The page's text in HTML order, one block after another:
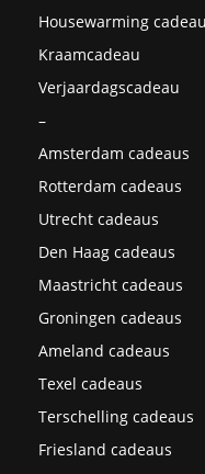
Housewarming cadeau
Kraamcadeau
Verjaardagscadeau
–
Amsterdam cadeaus
Rotterdam cadeaus
Utrecht cadeaus
Den Haag cadeaus
Maastricht cadeaus
Groningen cadeaus
Ameland cadeaus
Texel cadeaus
Terschelling cadeaus
Friesland cadeaus